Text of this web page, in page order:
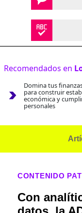
Recomendados en
Domina tus
para construir
económica y
personales
CONTENIDO
Con